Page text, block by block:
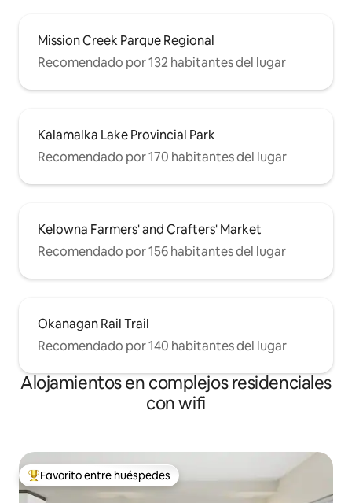
Mission Creek Parque Regional
Recomendado por 132 habitantes del lugar
Kalamalka Lake Provincial Park
Recomendado por 170 habitantes del lugar
Kelowna Farmers' and Crafters' Market
Recomendado por 156 habitantes del lugar
Okanagan Rail Trail
Recomendado por 140 habitantes del lugar
Alojamientos en complejos residenciales
con wifi
Favorito entre los huéspedes más destacados
Favorito entre huéspedes